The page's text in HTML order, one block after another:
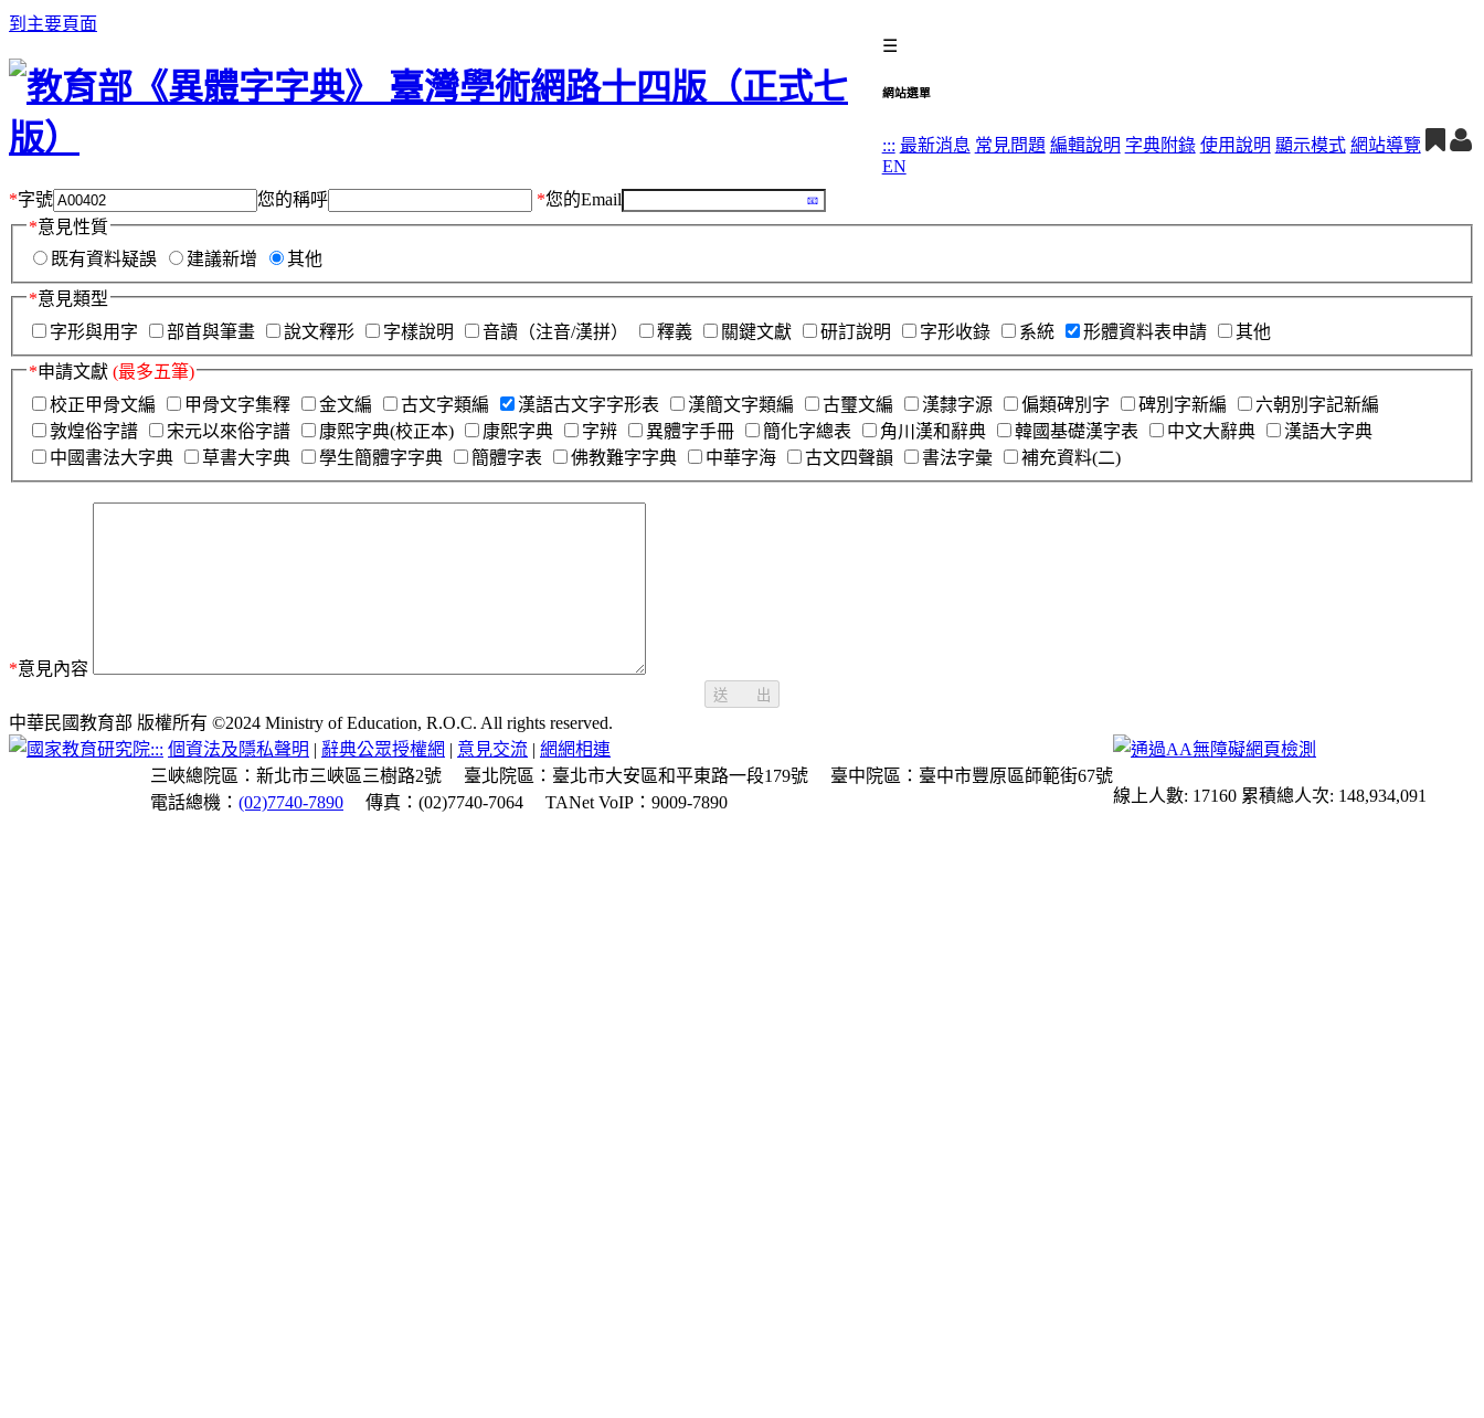
到主要頁面
☰
網站選單
::: 最新消息 常見問題 編輯說明 字典附錄 使用說明 顯示模式 網站導覽
EN
*字號 您的稱呼 *您的Email
*意見性質
既有資料疑誤
建議新增 其他
*意見類型
字形與用字
部首與筆畫 說文釋形 字樣說明 音讀（注音/漢拼） 釋義 關鍵文獻 研訂說明 字形收錄 系統 形體資料表申請 其他
*申請文獻 (最多五筆)
校正甲骨文編
甲骨文字集釋 金文編 古文字類編 漢語古文字字形表 漢簡文字類編 古璽文編 漢隸字源 偏類碑別字 碑別字新編
六朝別字記新編
敦煌俗字譜
宋元以來俗字譜 康熙字典(校正本) 康熙字典 字辨 異體字手冊 簡化字總表 角川漢和辭典 韓國基礎漢字表 中文大辭典
漢語大字典
中國書法大字典
草書大字典 學生簡體字字典 簡體字表 佛教難字字典 中華字海 古文四聲韻 書法字彙 補充資料(二)
*意見內容
送 出
中華民國教育部 版權所有 ©2024 Ministry of Education, R.O.C. All rights reserved.
::: 個資法及隱私聲明 | 辭典公眾授權網 | 意見交流 | 網網相連
三峽總院區：新北市三峽區三樹路2號
臺北院區：臺北市大安區和平東路一段179號
臺中院區：臺中市豐原區師範街67號
電話總機： (02)7740-7890 傳真：(02)7740-7064 TANet VoIP：9009-7890 線上人數: 17160 累積總人次: 148,934,091